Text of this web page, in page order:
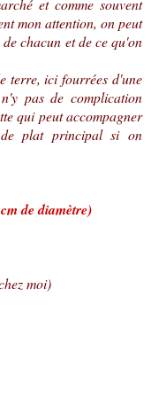
et comme souvent
mon attention, on peut
chacun et de ce qu'on
terre, ici fourrées d'une
pas de complication
qui peut accompagner
plat principal si on
de diamètre)
moi)